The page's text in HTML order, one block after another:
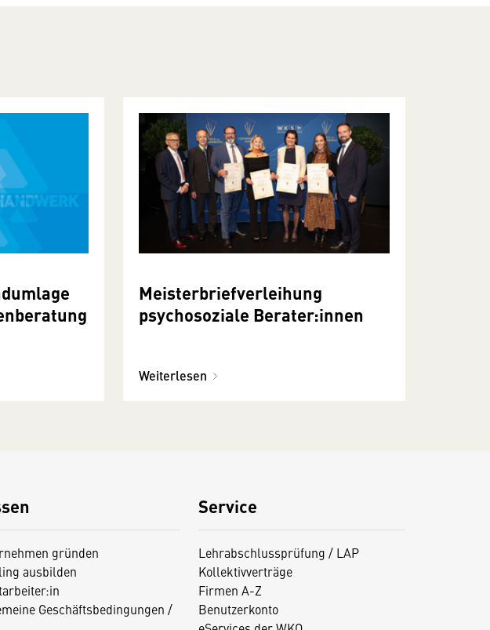
Meisterbriefverleihung
psychosoziale Berater:innen
Weiterlesen
gründen
ausbilden
Geschäftsbedingungen /
Service
Lehrabschlussprüfung / LAP
Kollektivverträge
Firmen A-Z
Benutzerkonto